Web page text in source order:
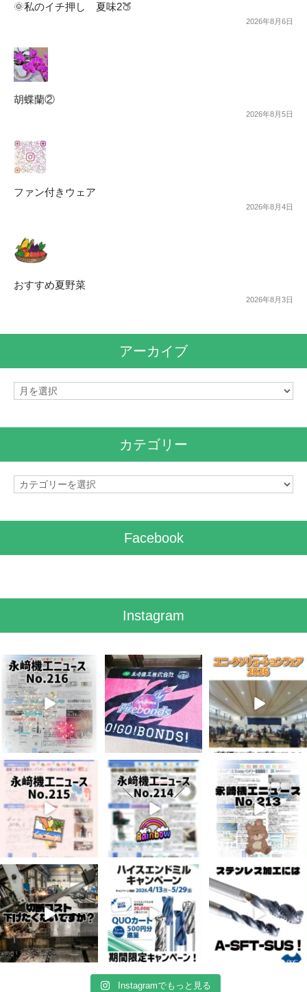
🌞私のイチ押し 夏味2🍑
2026年8月6日
胡蝶蘭②
2026年8月5日
ファン付きウェア
2026年8月4日
おすすめ夏野菜
2026年8月3日
アーカイブ
ア
カテゴリー
カ
Facebook
Instagram
8月 7
3 0
7月 28
7 0
7月 27
6
7月 3
5 0
6月 3
8 0
5月 13
5 0
4月 20
10 0
4月 16
10 0
4月 13
Instagramでもっと見る